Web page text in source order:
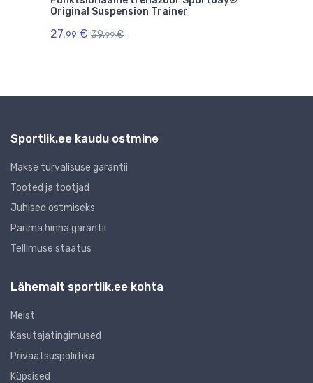
Original Suspension Trainer
27.99 € 39.99€
Sportlik.ee kaudu ostmine
Makse turvalisuse garantii
Tooted ja tootjad
Juhised ostmiseks
Parima hinna garantii
Tellimuse staatus
Lähemalt sportlik.ee kohta
Meist
Kasutajatingimused
Privaatsuspoliitika
Küpsised